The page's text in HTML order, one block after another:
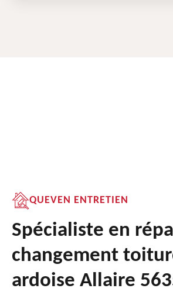
QUEVEN ENTRETIEN
Spécialiste en
changement
ardoise Allaire